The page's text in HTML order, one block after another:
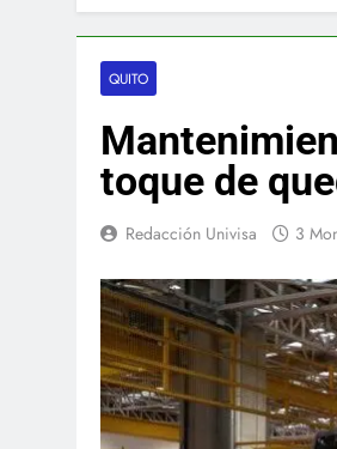
QUITO
toque de
Redacción Univisa 3